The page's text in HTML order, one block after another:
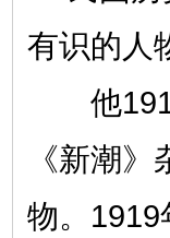
有识的人
他1917
《新潮
物。1919